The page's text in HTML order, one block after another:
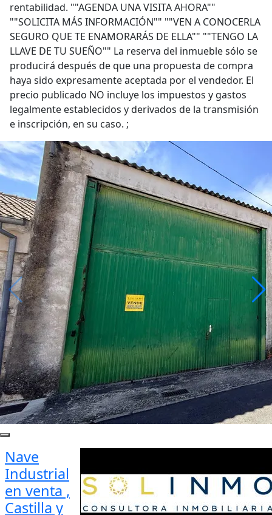
rentabilidad. ""AGENDA UNA VISITA AHORA""
""SOLICITA MÁS INFORMACIÓN"" ""VEN A CONOCERLA
SEGURO QUE TE ENAMORARÁS DE ELLA"" ""TENGO LA
LLAVE DE TU SUEÑO"" La reserva del inmueble sólo se
producirá después de que una propuesta de compra
haya sido expresamente aceptada por el vendedor. El
precio publicado NO incluye los impuestos y gastos
legalmente establecidos y derivados de la transmisión
e inscripción, en su caso. ;
Nave
Industrial
en venta ,
Castilla y